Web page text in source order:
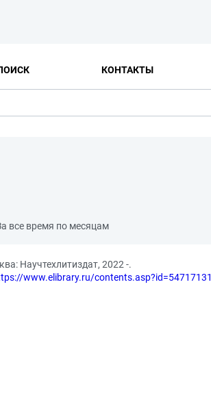
КОНТАКТЫ
все время по месяцам
Научтехлитиздат, 2022 -.
www.elibrary.ru/contents.asp?id=54717131